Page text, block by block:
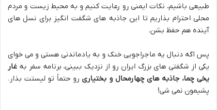
طبیعی باشیم، نکات ایمنی رو رعایت کنیم و به محیط زیست و مردم
محلی احترام بذاریم تا این جاذبه های شگفت انگیز برای نسل های
آینده هم حفظ بشن.
پس اگه دنبال یه ماجراجویی خنک و به یادماندنی هستی و می خوای
یکی از شگفتی های بزرگ ایران رو از نزدیک ببینی، برنامه سفر به غار
یخی چما، جاذبه های چهارمحال و بختیاریرو حتماً تو لیستت بذار.
پشیمون نمی شی!